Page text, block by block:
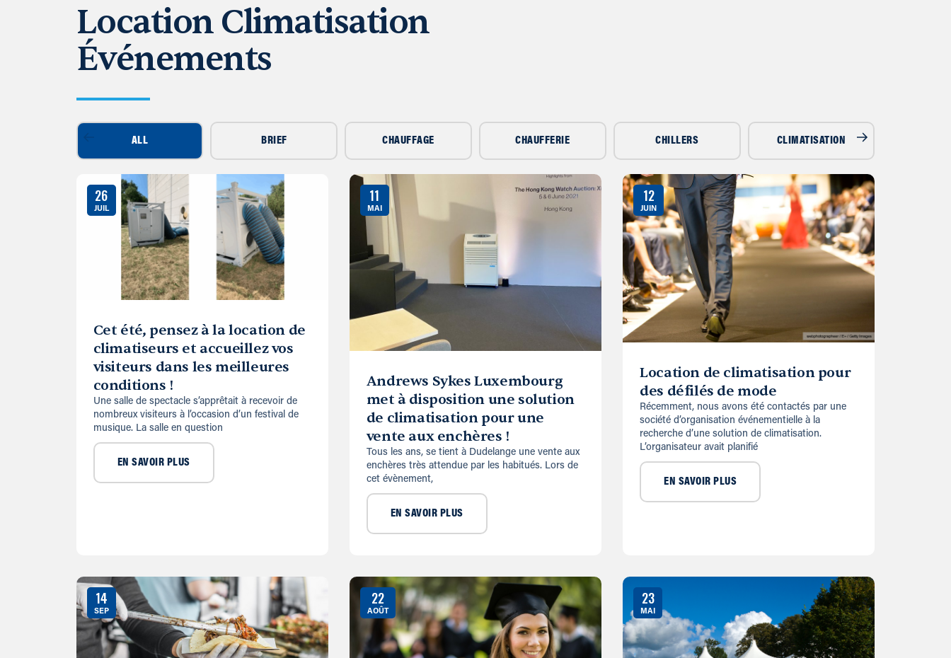
Location Climatisation
Événements
ALL BRIEF CHAUFFAGE CHAUFFERIE CHILLERS CLIMATISATION
26
JUIL
Cet été, pensez à la location de
climatiseurs et accueillez vos
visiteurs dans les meilleures
conditions !
Une salle de spectacle s’apprêtait à recevoir de
nombreux visiteurs à l’occasion d’un festival de
musique. La salle en question
EN SAVOIR PLUS
11
MAI
Andrews Sykes Luxembourg
met à disposition une solution
de climatisation pour une
vente aux enchères !
Tous les ans, se tient à Dudelange une vente aux
enchères très attendue par les habitués. Lors de
cet évènement,
EN SAVOIR PLUS
12
JUIN
Location de climatisation pour
des défilés de mode
Récemment, nous avons été contactés par une
société d’organisation événementielle à la
recherche d’une solution de climatisation.
L’organisateur avait planifié
EN SAVOIR PLUS
14
SEP
22
AOÛT
23
MAI